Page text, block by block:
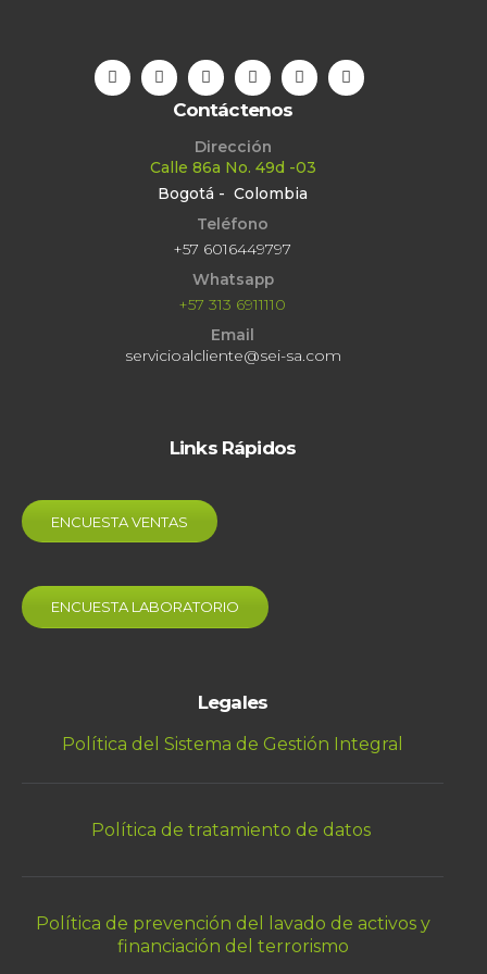
Contáctenos
Dirección
Calle 86a No. 49d -03
Bogotá - Colombia
Teléfono
+57 6016449797
Whatsapp
+57 313 6911110
Email
servicioalcliente@sei-sa.com
Links Rápidos
ENCUESTA VENTAS
ENCUESTA LABORATORIO
Legales
Política del Sistema de Gestión Integral
Política de tratamiento de datos
Política de prevención del lavado de activos y
financiación del terrorismo